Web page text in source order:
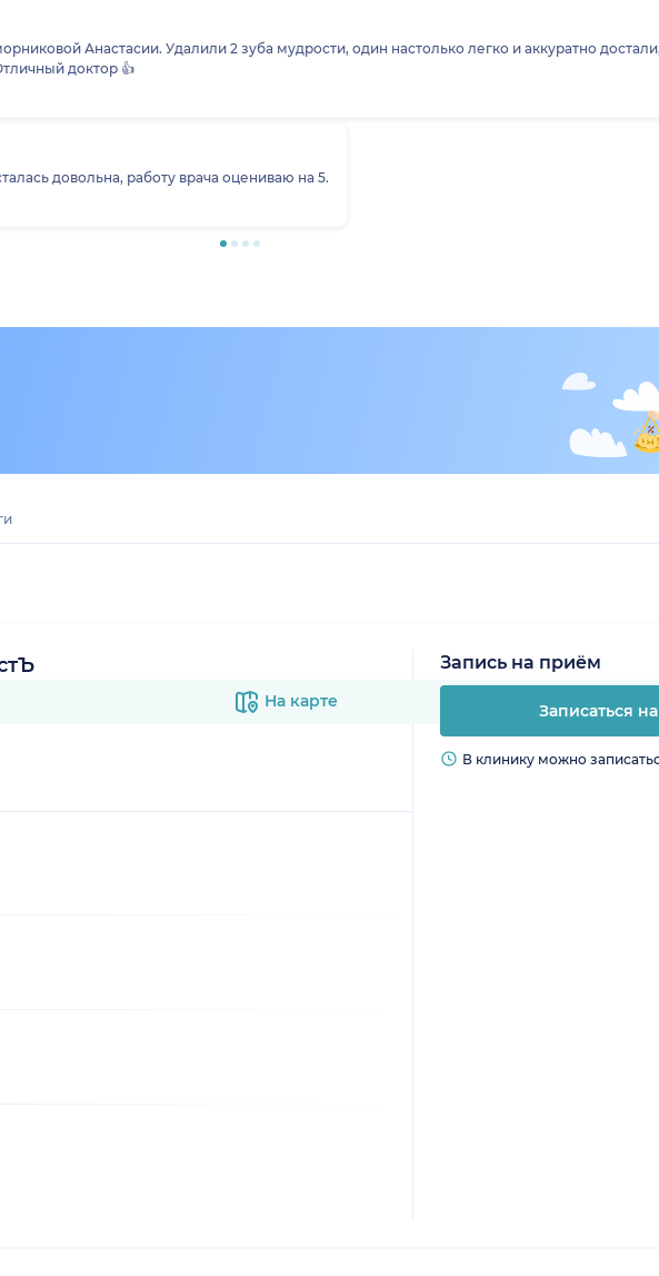
На карте
Запись на приём
Записаться
В клинику можно
Анастасии. Удалили 2 зуба мудрости, один настолько легко и аккуратно
доктор 👍
довольна, работу врача оцениваю на 5.